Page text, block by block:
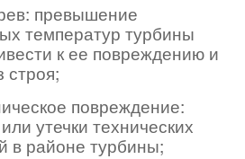
превышение
температур турбины
к ее повреждению и
строя;
повреждение:
утечки технических
в районе турбины;